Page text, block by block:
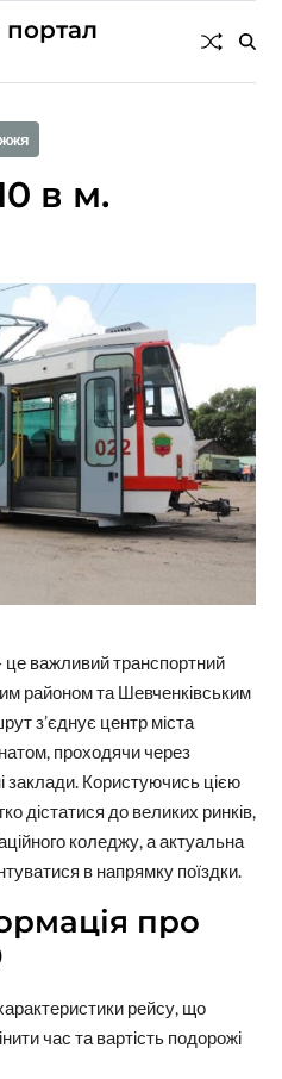
в м.
важливий транспортний
районом та Шевченківським
з’єднує центр міста
проходячи через
заклади. Користуючись цією
дістатися до великих ринків,
коледжу, а актуальна
в напрямку поїздки.
про
характеристики рейсу, що
час та вартість подорожі